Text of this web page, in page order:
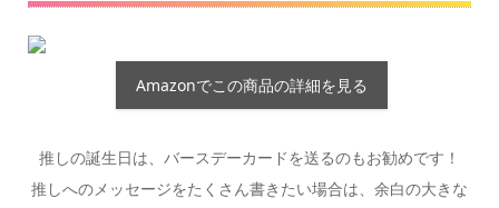
Amazonでこの商品の詳細を見る
推しの誕生日は、バースデーカードを送るのもお勧めです！
推しへのメッセージをたくさん書きたい場合は、余白の大きな